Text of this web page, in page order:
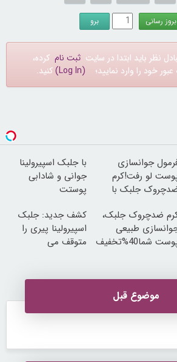
نظر باید ابتدا در سایت ثبت نام کرده،
خود را وارد نمایید؛ (Log In) کنید.
جوانسازی
لو رفت!کرم
جلبک با
با جلبک اسپیرولینا
جوانی و شادابی
پوستت
ضدچروک جلبک،
طبیعی
شما40%تخفیف
کشف جدید: جلبک
اسپیرولینا پیری را
متوقف می
موضوع قبل